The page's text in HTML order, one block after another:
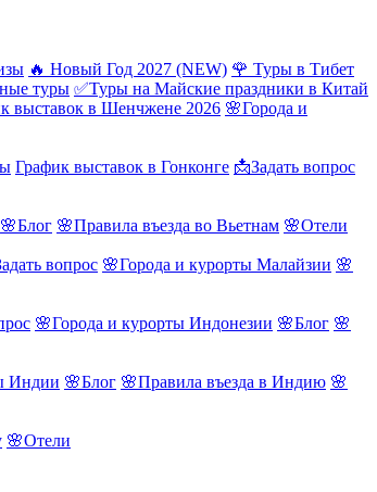
🔥 Новый Год 2027 (NEW) 🌹 Туры в Тибет
туры ✅Туры на Майские праздники в Китай
выставок в Шенчжене 2026 🌸Города и
График выставок в Гонконге 📩Задать вопрос
🌸Блог 🌸Правила въезда во Вьетнам 🌸Отели
вопрос 🌸Города и курорты Малайзии 🌸
🌸Города и курорты Индонезии 🌸Блог 🌸
Индии 🌸Блог 🌸Правила въезда в Индию 🌸
🌸Отели